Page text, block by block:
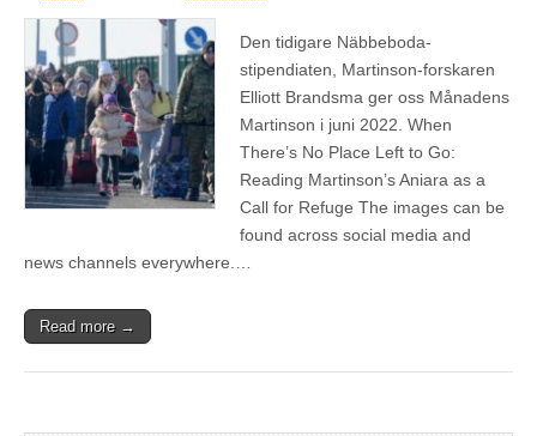
Den tidigare Näbbeboda-
stipendiaten, Martinson-forskaren
Elliott Brandsma ger oss Månadens
Martinson i juni 2022. When
There’s No Place Left to Go:
Reading Martinson’s Aniara as a
Call for Refuge The images can be
found across social media and
news channels everywhere.…
Read more →